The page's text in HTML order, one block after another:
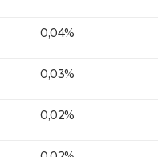
0,04%
0,03%
0,02%